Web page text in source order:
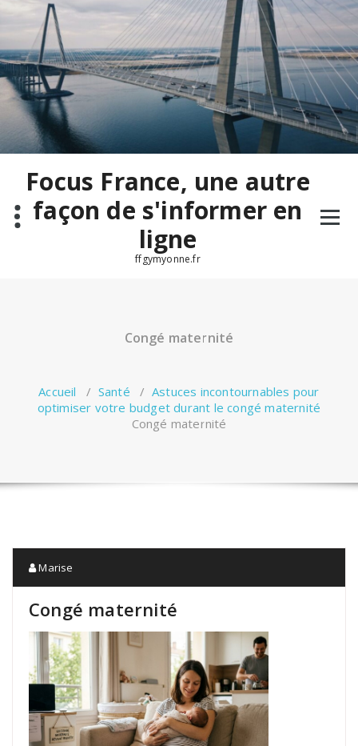
contenu
Focus France, une autre
façon de s'informer en
ligne
ffgymyonne.fr
Congé maternité
Accueil / Santé /Astuces incontournables pour
optimiser votre budget durant le congé maternité
Congé maternité
Marise
Congé maternité